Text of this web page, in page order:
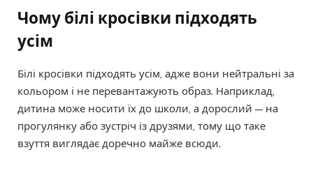
Чому білі кросівки підходять
усім
Білі кросівки підходять усім, адже вони нейтральні за
кольором і не перевантажують образ. Наприклад,
дитина може носити їх до школи, а дорослий — на
прогулянку або зустріч із друзями, тому що таке
взуття виглядає доречно майже всюди.